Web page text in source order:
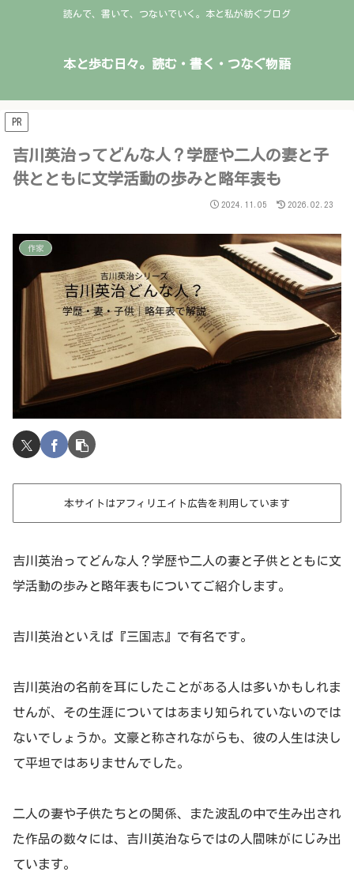
読んで、書いて、つないでいく。本と私が紡ぐブログ
本と歩む日々。読む・書く・つなぐ物語
PR
吉川英治ってどんな人？学歴や二人の妻と子
供とともに文学活動の歩みと略年表も
2024.11.05 2026.02.23
作家
本サイトはアフィリエイト広告を利用しています
吉川英治ってどんな人？学歴や二人の妻と子供とともに文
学活動の歩みと略年表もについてご紹介します。
吉川英治といえば『三国志』で有名です。
吉川英治の名前を耳にしたことがある人は多いかもしれま
せんが、その生涯についてはあまり知られていないのでは
ないでしょうか。文豪と称されながらも、彼の人生は決し
て平坦ではありませんでした。
二人の妻や子供たちとの関係、また波乱の中で生み出され
た作品の数々には、吉川英治ならではの人間味がにじみ出
ています。